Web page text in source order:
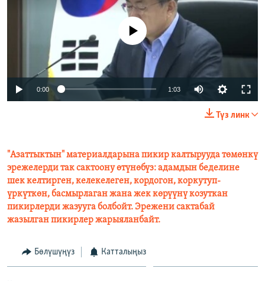
No media source currently available
0:00 1:03
Түз линк
"Азаттыктын" материалдарына пикир калтырууда төмөнкү
эрежелерди так сактоону өтүнөбүз: адамдын беделине
шек келтирген, келекелеген, кордогон, коркутуп-
үркүткөн, басмырлаган жана жек көрүүнү козуткан
пикирлерди жазууга болбойт. Эрежени сактабай
жазылган пикирлер жарыяланбайт.
Бөлүшүңүз Катталыңыз